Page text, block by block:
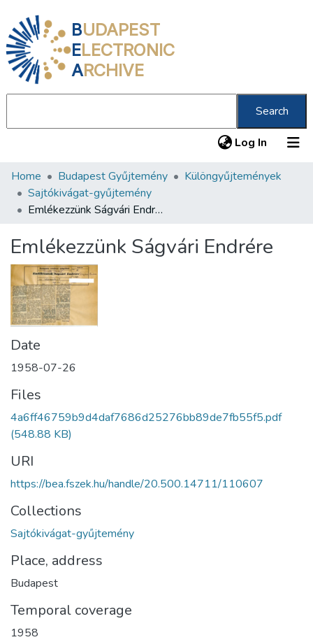
BUDAPEST
ELECTRONIC
ARCHIVE
Search
Log In (current)
Communities & Collections
All of DSpace
About us
Home Budapest Gyűjtemény
Különgyűjtemények
Sajtókivágat-gyűjtemény
Emlékezzünk Ságvári Endrére
Emlékezzünk Ságvári Endrére
Date
1958-07-26
Files
4a6ff46759b9d4daf7686d25276bb89de7fb55f5.pdf
(548.88 KB)
URI
https://bea.fszek.hu/handle/20.500.14711/110607
Collections
Sajtókivágat-gyűjtemény
Place, address
Budapest
Temporal coverage
1958